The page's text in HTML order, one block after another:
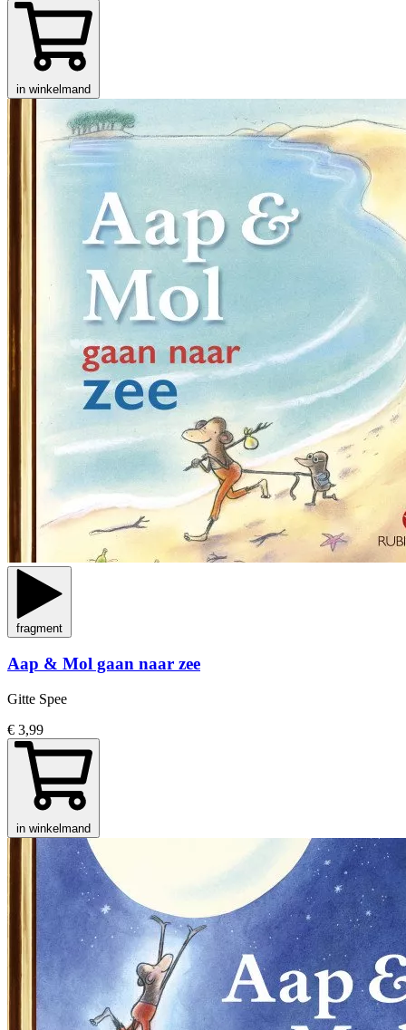
in winkelmand
fragment
Aap & Mol gaan naar zee
Gitte Spee
€ 3,99
in winkelmand